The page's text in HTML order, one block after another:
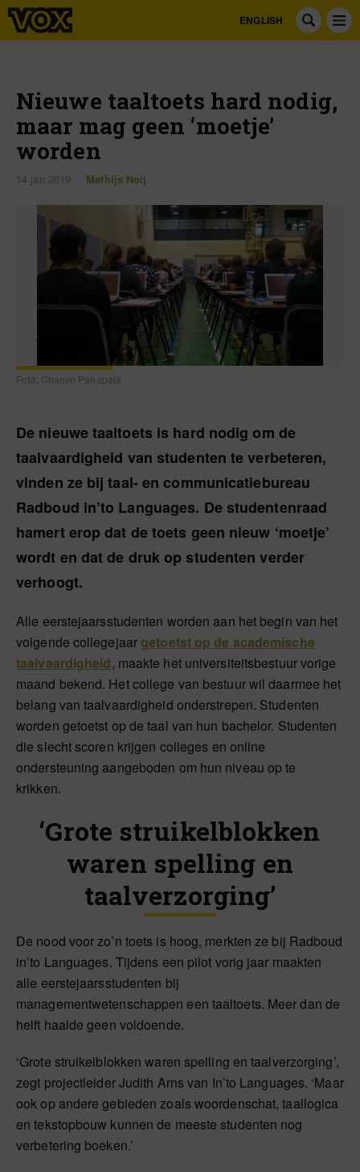
ENGLISH
Nieuwe taaltoets hard nodig,
maar mag geen ‘moetje’
worden
14 jan 2019 Mathijs Noij
Foto: Chamin Panapala
De nieuwe taaltoets is hard nodig om de
taalvaardigheid van studenten te verbeteren,
vinden ze bij taal- en communicatiebureau
Radboud in’to Languages. De studentenraad
hamert erop dat de toets geen nieuw ‘moetje’
wordt en dat de druk op studenten verder
verhoogt.
Alle eerstejaarsstudenten worden aan het begin van het
volgende collegejaargetoetst op de academische
taalvaardigheid, maakte het universiteitsbestuur vorige
maand bekend. Het college van bestuur wil daarmee het
belang van taalvaardigheid onderstrepen. Studenten
worden getoetst op de taal van hun bachelor. Studenten
die slecht scoren krijgen colleges en online
ondersteuning aangeboden om hun niveau op te
krikken.
‘Grote struikelblokken
waren spelling en
taalverzorging’
De nood voor zo’n toets is hoog, merkten ze bij Radboud
in’to Languages. Tijdens een pilot vorig jaar maakten
alle eerstejaarsstudenten bij
managementwetenschappen een taaltoets. Meer dan de
helft haalde geen voldoende.
‘Grote struikelblokken waren spelling en taalverzorging’,
zegt projectleider Judith Arns van In’to Languages. ‘Maar
ook op andere gebieden zoals woordenschat, taallogica
en tekstopbouw kunnen de meeste studenten nog
verbetering boeken.’